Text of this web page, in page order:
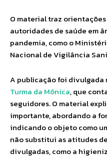
O material traz
autoridades de saúde em
pandemia, como o
Nacional de Vigilância
A publicação foi divulgada
Turma da Mônica, que
seguidores. O material
importante, abordando a
indicando o objeto como
não substitui as atitudes
divulgadas, como a